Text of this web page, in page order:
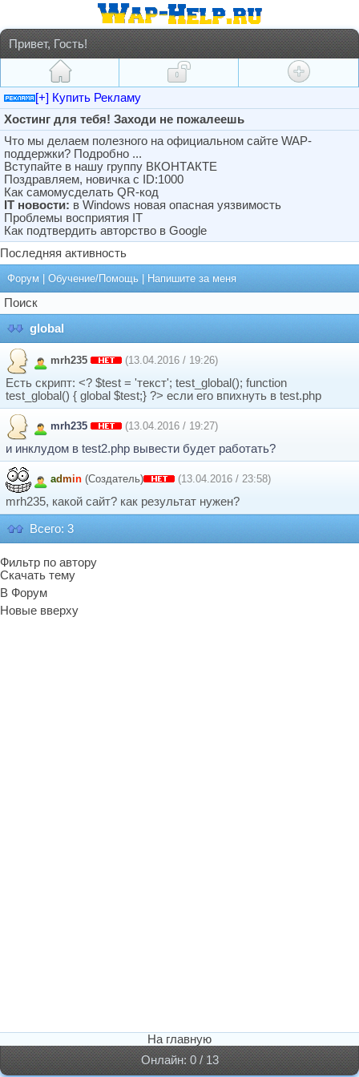
Привет, Гость!
[+] Купить Рекламу
Хостинг для тебя! Заходи не пожалеешь
Что мы делаем полезного на официальном сайте WAP-
поддержки? Подробно ...
Вступайте в нашу группу ВКОНТАКТЕ
Поздравляем, новичка с ID:1000
Как самомусделать QR-код
IT новости: в Windows новая опасная уязвимость
Проблемы восприятия IT
Как подтвердить авторство в Google
Последняя активность
Форум Обучение/Помощь Напишите за меня
Поиск
global
mrh235 (13.04.2016 / 19:26)
Есть скрипт: <? $test = 'текст'; test_global(); function
test_global() { global $test;} ?> если его впихнуть в test.php
mrh235 (13.04.2016 / 19:27)
и инклудом в test2.php вывести будет работать?
admin (Создатель) (13.04.2016 / 23:58)
mrh235, какой сайт? как результат нужен?
Всего: 3
Фильтр по автору
Скачать тему
В Форум
Новые вверху
На главную
Онлайн: 0 / 13